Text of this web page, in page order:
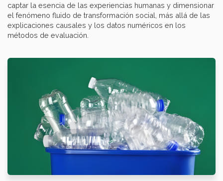
captar la esencia de las experiencias humanas y dimensionar
el fenómeno fluido de transformación social, más allá de las
explicaciones causales y los datos numéricos en los
métodos de evaluación.